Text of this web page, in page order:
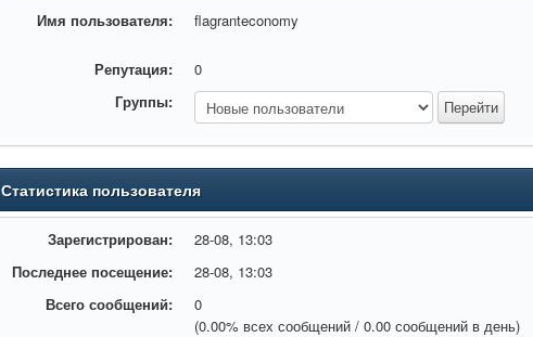
Имя пользователя: flagranteconomy
Репутация:
0
Группы:
Статистика пользователя
Зарегистрирован:
28-08, 13:03
Последнее посещение:
28-08, 13:03
Всего сообщений:
0
(0.00% всех сообщений / 0.00 сообщений в день)